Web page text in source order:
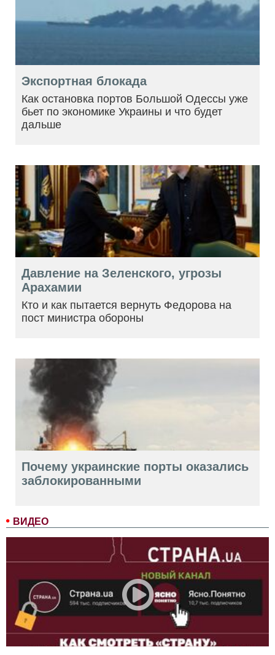
ВИДЕО
Экспортная блокада
Как остановка портов Большой Одессы уже
бьет по экономике Украины и что будет
дальше
Давление на Зеленского, угрозы
Арахамии
Кто и как пытается вернуть Федорова на
пост министра обороны
Почему украинские порты оказались
заблокированными